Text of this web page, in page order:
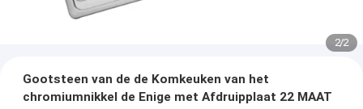
2/2
Gootsteen van de de Komkeuken van het
chromiumnikkel de Enige met Afdruipplaat 22 MAAT